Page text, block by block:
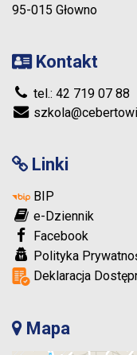
95-015 Głowno
Kontakt
tel.: 42 719 07 88
Linki
BIP
e-Dziennik
Facebook
Polityka
Deklaracja
Mapa